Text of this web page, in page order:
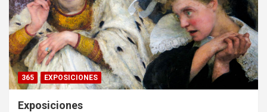
365 EXPOSICIONES
Exposiciones